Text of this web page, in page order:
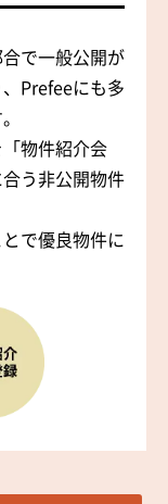
で一般公開が
Prefeeにも多
物件紹介会
う非公開物件
で優良物件に